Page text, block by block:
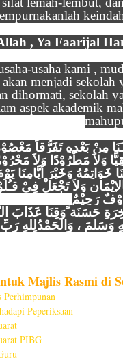
, Ya Faarijal
usaha kami ,
menjadi sekolah
dihormati, sekolah
aspek akademik
وَلاَ مَطْرُوْدًا وَلاَ
خَوَاتِمُهُ وَخَيْرَ أيَّامِنَا
رَحِيْمٌ
حَسَنَة ًوَقِنَا عَذَابَ
، وَالْحَمْدُلِلَّهِ رَبِّ
Majlis Rasmi di
Perhimpunan
Peperiksaan
PIBG